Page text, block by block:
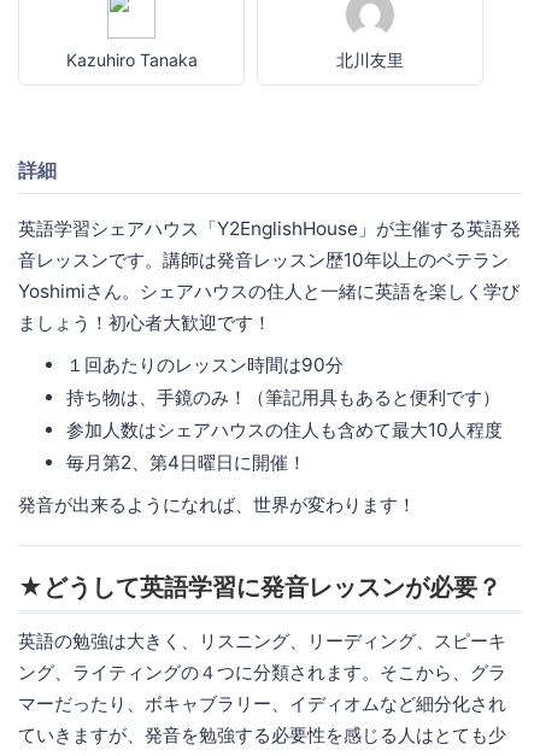
Kazuhiro Tanaka 北川友里
詳細
英語学習シェアハウス「Y2EnglishHouse」が主催する英語発
音レッスンです。講師は発音レッスン歴10年以上のベテラン
Yoshimiさん。シェアハウスの住人と一緒に英語を楽しく学び
ましょう！初心者大歓迎です！
１回あたりのレッスン時間は90分
持ち物は、手鏡のみ！（筆記用具もあると便利です）
参加人数はシェアハウスの住人も含めて最大10人程度
毎月第2、第4日曜日に開催！
発音が出来るようになれば、世界が変わります！
★どうして英語学習に発音レッスンが必要？
英語の勉強は大きく、リスニング、リーディング、スピーキ
ング、ライティングの４つに分類されます。そこから、グラ
マーだったり、ボキャブラリー、イディオムなど細分化され
ていきますが、発音を勉強する必要性を感じる人はとても少